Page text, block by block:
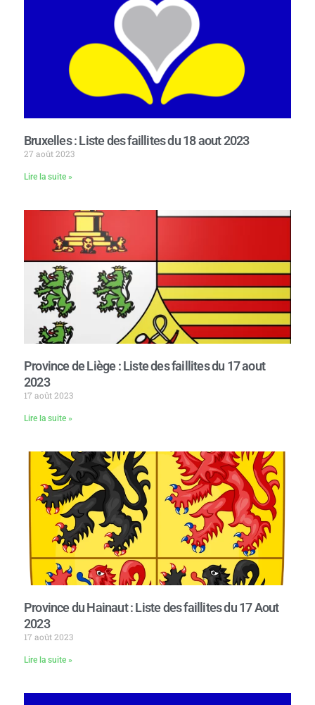
Bruxelles : Liste des faillites du 18 aout 2023
27 août 2023
Lire la suite »
Province de Liège : Liste des faillites du 17 aout
2023
17 août 2023
Lire la suite »
Province du Hainaut : Liste des faillites du 17 Aout
2023
17 août 2023
Lire la suite »